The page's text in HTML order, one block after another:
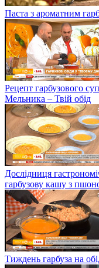
Паста з ароматним
Рецепт гарбузового
Мельника – Твій обід
Дослідниця
гарбузову кашу з
Тиждень гарбуза на